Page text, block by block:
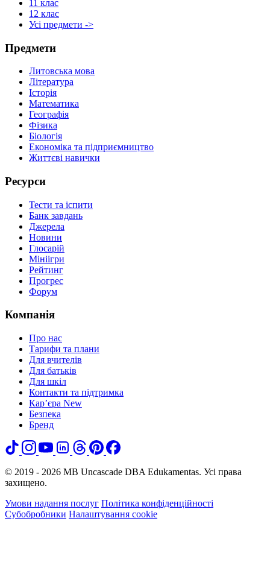
11 клас
12 клас
Усі предмети ->
Предмети
Литовська мова
Література
Історія
Математика
Географія
Фізика
Біологія
Економіка та підприємництво
Життєві навички
Ресурси
Тести та іспити
Банк завдань
Джерела
Новини
Глосарій
Мініігри
Рейтинг
Прогрес
Форум
Компанія
Про нас
Тарифи та плани
Для вчителів
Для батьків
Для шкіл
Контакти та підтримка
Кар’єра New
Безпека
Бренд
© 2019 - 2026 MB Uncascade DBA Edukamentas. Усі права
захищено.
Умови надання послуг Політика конфіденційності
Субобробники Налаштування cookie